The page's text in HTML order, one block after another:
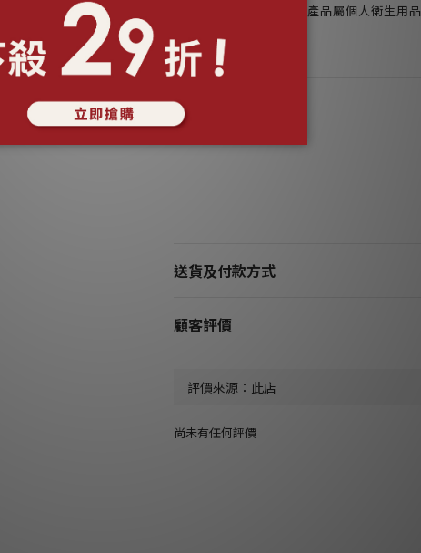
*依照消保法，針式耳環產品屬個人衛生用品
了解更多
送貨及付款方式
顧客評價
尚未有任何評價